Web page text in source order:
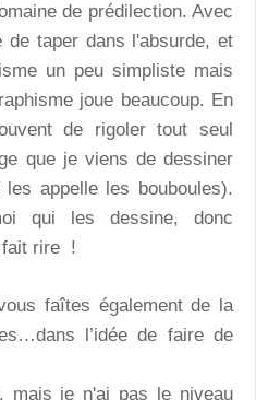
de prédilection. Avec
de taper dans l'absurde, et
un peu simpliste mais
joue beaucoup. En
de rigoler tout seul
que je viens de dessiner
appelle les bouboules).
qui les dessine, donc
fait rire !
faîtes également de la
l’idée de faire de
mais je n'ai pas le niveau